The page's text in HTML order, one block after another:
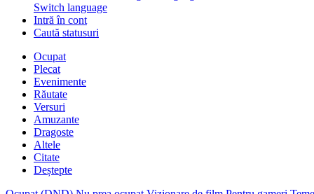
Switch language
Intră în cont
Caută statusuri
Ocupat
Plecat
Evenimente
Răutate
Versuri
Amuzante
Dragoste
Altele
Citate
Deștepte